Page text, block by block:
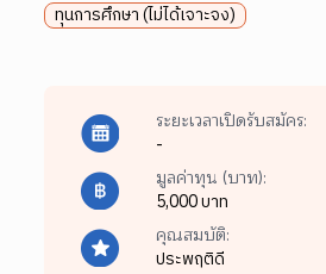
ทุนการศึกษา (ไม่ได้เจาะจง)
ระยะเวลาเปิดรับสมัคร:
-
มูลค่าทุน (บาท):
5,000 บาท
คุณสมบัติ:
ประพฤติดี